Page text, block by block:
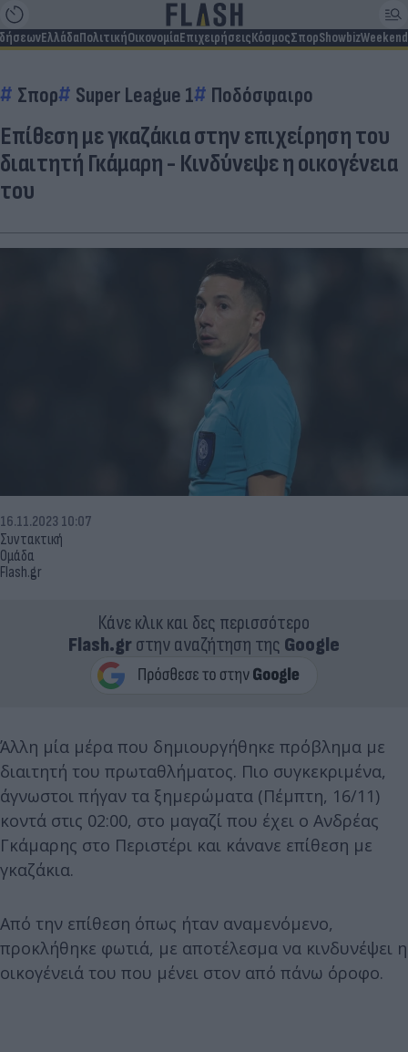
ΕλλάδαΠολιτικήΟικονομίαΕπιχειρήσειςΚόσμοςΣπορShowbizWeekend
Σπορ Super League 1 Ποδόσφαιρο
Επίθεση με γκαζάκια στην επιχείρηση του
διαιτητή Γκάμαρη - Κινδύνεψε η οικογένεια
του
Συντακτική
Ομάδα
Flash.gr
16.11.2023 10:07
Κάνε κλικ και δες περισσότερο
Flash.grστην αναζήτηση της Google
Άλλη μία μέρα που δημιουργήθηκε πρόβλημα με
διαιτητή του πρωταθλήματος. Πιο συγκεκριμένα,
άγνωστοι πήγαν τα ξημερώματα (Πέμπτη, 16/11)
κοντά στις 02:00, στο μαγαζί που έχει ο Ανδρέας
Γκάμαρης στο Περιστέρι και κάνανε επίθεση με
γκαζάκια.
Από την επίθεση όπως ήταν αναμενόμενο,
προκλήθηκε φωτιά, με αποτέλεσμα να κινδυνέψει η
οικογένειά του που μένει στον από πάνω όροφο.